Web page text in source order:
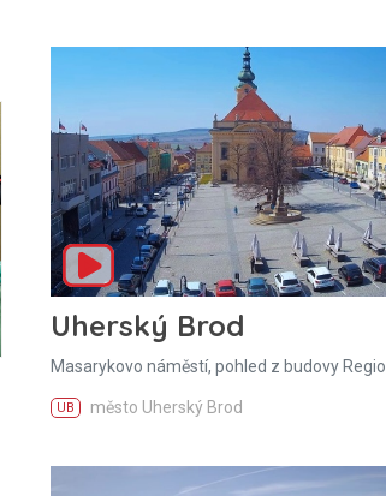
Uherský Brod
Masarykovo náměstí, pohled z budovy Regio
UB město Uherský Brod